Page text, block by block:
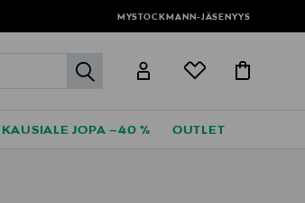
MYSTOCKMANN-JÄSENYYS
label.header.go
KAUSIALE JOPA –40 % OUTLET